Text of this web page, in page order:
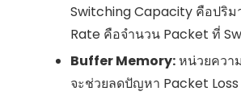
Switching Capacity คือปริ
Rate คือจำนวน Packet ที่
Buffer Memory:หน่วยควา
จะช่วยลดปัญหา Packet